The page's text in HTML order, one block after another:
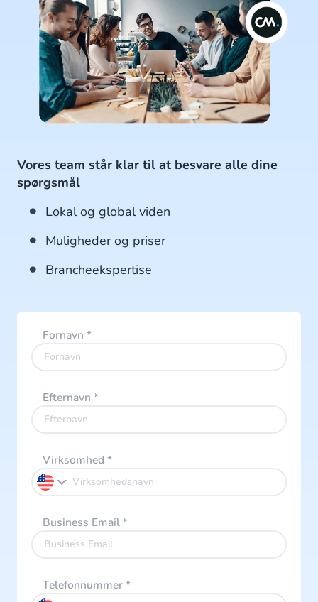
Vores team står klar til at besvare alle dine
spørgsmål
Lokal og global viden
Muligheder og priser
Brancheekspertise
Fornavn *
Efternavn *
Virksomhed *
Business Email*
Telefonnummer*